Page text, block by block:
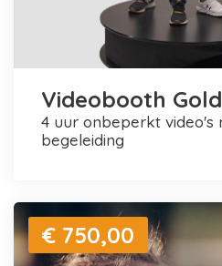
Videobooth Gold
4 uur onbeperkt video's maken + personele
begeleiding
€ 750,00